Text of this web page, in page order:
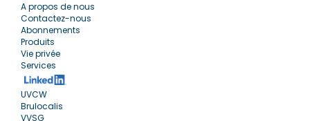
A propos de nous
Contactez-nous
Abonnements
Produits
Vie privée
Services
UVCW
Brulocalis
VVSG